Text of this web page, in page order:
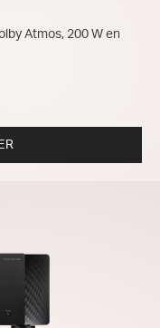
Atmos, 200 W en